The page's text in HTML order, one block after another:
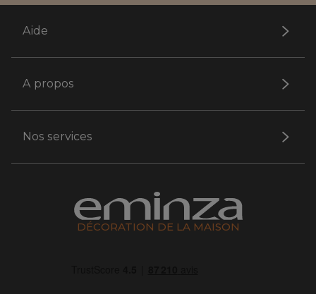
Aide
A propos
Nos services
DÉCORATION DE LA MAISON